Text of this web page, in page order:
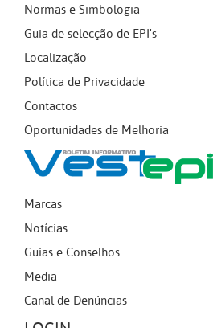
Normas e Simbologia
Guia de selecção de EPI's
Localização
Política de Privacidade
Contactos
Oportunidades de Melhoria
Marcas
Notícias
Guias e Conselhos
Media
Canal de Denúncias